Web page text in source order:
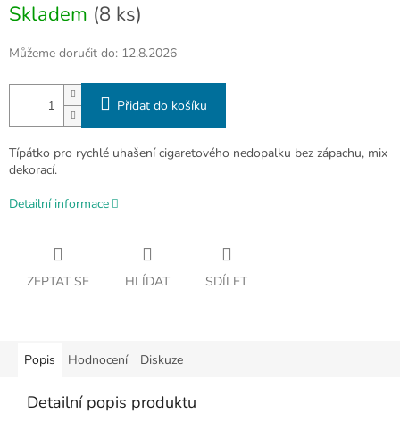
cena:
Skladem (8 ks)
Můžeme doručit do: 12.8.2026
Přidat do košíku
Típátko pro rychlé uhašení cigaretového nedopalku bez zápachu, mix
dekorací.
Detailní informace
ZEPTAT SE HLÍDAT SDÍLET
Popis Hodnocení Diskuze
Detailní popis produktu